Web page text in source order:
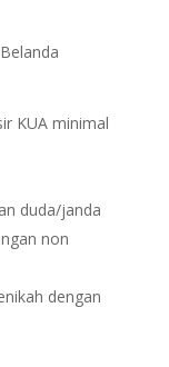
KUA minimal
duda/janda
non
dengan